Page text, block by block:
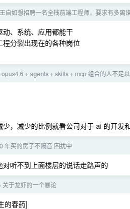
自如想招聘一名全栈前端工程师，要求有多离谱
、系统、应用都能干
分裂出现在的各种岗位
+ agents + skills + mcp 组合的人不足
，减少的比例就看公司对于 ai 的开发
年买的房子不隔音 困扰中
听不到上面楼层的说话走路声的
› 关于龙虾的一个暴论
的春药]